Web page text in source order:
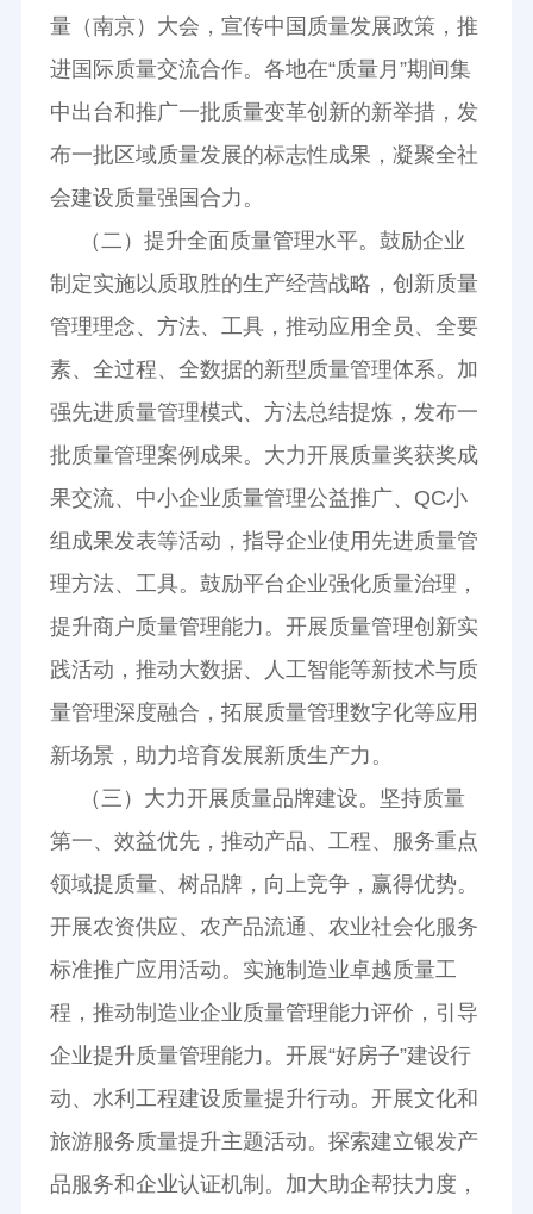
量（南京）大会，宣传中国质量发展政策，推
进国际质量交流合作。各地在“质量月”期间集
中出台和推广一批质量变革创新的新举措，发
布一批区域质量发展的标志性成果，凝聚全社
会建设质量强国合力。
（二）提升全面质量管理水平。鼓励企业
制定实施以质取胜的生产经营战略，创新质量
管理理念、方法、工具，推动应用全员、全要
素、全过程、全数据的新型质量管理体系。加
强先进质量管理模式、方法总结提炼，发布一
批质量管理案例成果。大力开展质量奖获奖成
果交流、中小企业质量管理公益推广、QC小
组成果发表等活动，指导企业使用先进质量管
理方法、工具。鼓励平台企业强化质量治理，
提升商户质量管理能力。开展质量管理创新实
践活动，推动大数据、人工智能等新技术与质
量管理深度融合，拓展质量管理数字化等应用
新场景，助力培育发展新质生产力。
（三）大力开展质量品牌建设。坚持质量
第一、效益优先，推动产品、工程、服务重点
领域提质量、树品牌，向上竞争，赢得优势。
开展农资供应、农产品流通、农业社会化服务
标准推广应用活动。实施制造业卓越质量工
程，推动制造业企业质量管理能力评价，引导
企业提升质量管理能力。开展“好房子”建设行
动、水利工程建设质量提升行动。开展文化和
旅游服务质量提升主题活动。探索建立银发产
品服务和企业认证机制。加大助企帮扶力度，